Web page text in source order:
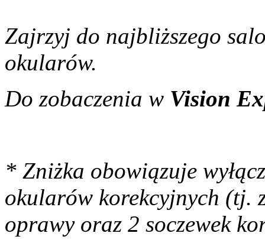
Zajrzyj do najbliższego
okularów.
Do zobaczenia w Vision
* Zniżka obowiązuje
okularów korekcyjnych (tj.
oprawy oraz 2 soczewek